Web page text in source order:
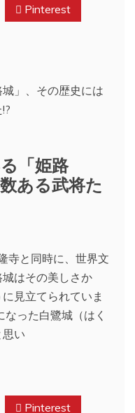
Pinterest
「姫路
ある武将た
寺と同時に、世界文
はその美しさか
見立てられていま
った白鷺城（はく
い
Pinterest